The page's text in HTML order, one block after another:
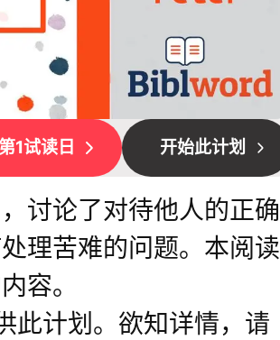
1试读日 开始此计划
讨论了对待他人的正确
理苦难的问题。本阅读
容。
此计划。欲知详情，请